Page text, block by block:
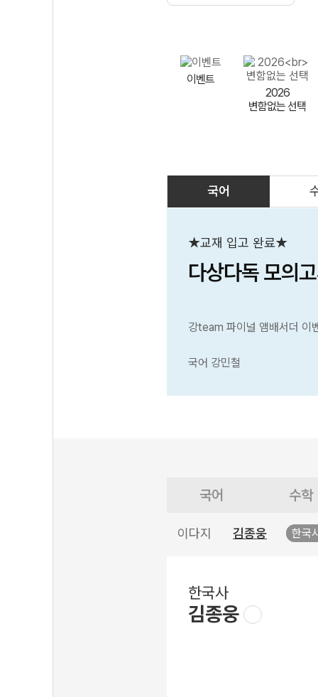
이벤트
2026
변함없는 선택
국어
★교재 입고 완료★
다상다독 모의
강team 파이널 앰배서더
국어 강민철
국어 수학
이다지 김종웅 한국
한국사
김종웅